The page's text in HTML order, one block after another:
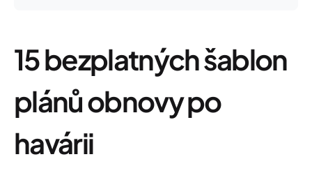
15 bezplatných šablon
plánů obnovy po
havárii